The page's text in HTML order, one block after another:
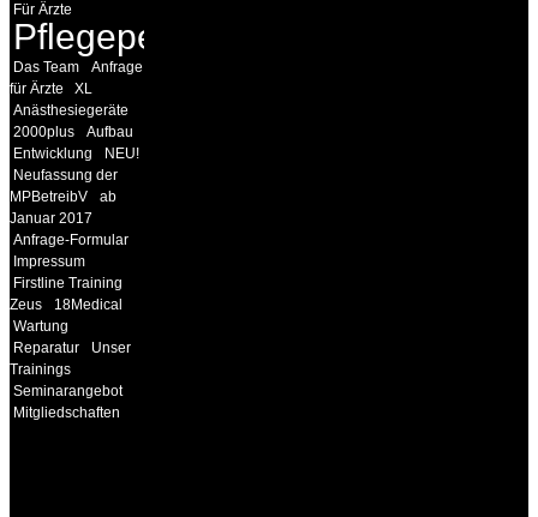
Für Ärzte
Pflegepersonal
Das Team
Anfrage
für Ärzte
XL
Anästhesiegeräte
2000plus
Aufbau
Entwicklung
NEU!
Neufassung der
MPBetreibV
ab
Januar 2017
Anfrage-Formular
Impressum
Firstline Training
Zeus
18Medical
Wartung
Reparatur
Unser
Trainings
Seminarangebot
Mitgliedschaften